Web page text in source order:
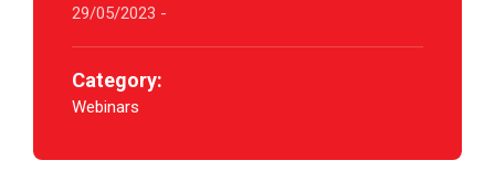
29/05/2023 -
Category:
Webinars